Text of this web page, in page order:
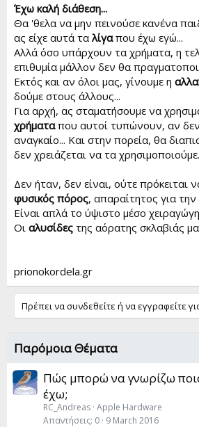
Έχω καλή διάθεση...
Θα 'θελα να μην πεινούσε κανένα
ας είχε αυτά τα λίγαπου έχω εγώ...
Αλλά όσο υπάρχουν τα χρήματα, η
επιθυμία μάλλον δεν θα
Εκτός και αν όλοι μας, γίνουμε η
δούμε στους άλλους...
Για αρχή, ας σταματήσουμε να
χρήματαπου αυτοί τυπώνουν, αν
αναγκαίο... Και στην πορεία, θα
δεν χρειάζεται να τα
Δεν ήταν, δεν είναι, ούτε πρόκειται
φυσικός πόρος, απαραίτητος για
Είναι απλά το ύψιστο μέσο
Οι αλυσίδες της αόρατης σκλαβιάς
prionokordela.gr
Πρέπει να συνδεθείτε ή να εγγραφείτε
Παρόμοια Θέματα
Πώς μπορώ να γνωρίζω
έχω;
RC_Andreas Apple Hardware
Απαντήσεις 0 9 March 2016